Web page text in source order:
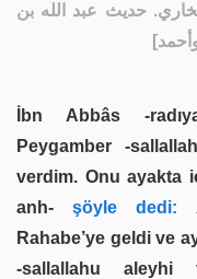
حديث عبد الله بن
İbn Abbâs -
Peygamber -
verdim. Onu ayakta
anh- şöyle dedi:
Rahabe’ye geldi ve
-sallallahu aleyhi